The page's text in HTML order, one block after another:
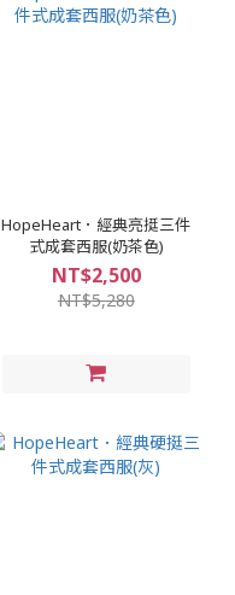
HopeHeart．經典亮挺三件
式成套西服(奶茶色)
NT$2,500
NT$5,280